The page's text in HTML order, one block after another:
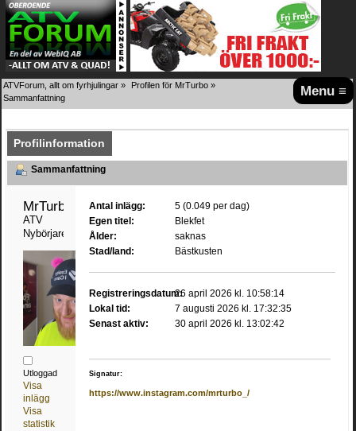
Menu ≡
ATVForum, allt om fyrhjulingar » Profilen för MrTurbo »
Sammanfattning
Profilinformation
Sammanfattning
ATV
Nybörjare
Utloggad
Visa
inlägg
Visa
statistik
Antal inlägg:
5 (0.049 per dag)
Egen titel:
Blekfet
Ålder:
saknas
Stad/land:
Bästkusten
Registreringsdatum:26 april 2026 kl. 10:58:14
Lokal tid:
7 augusti 2026 kl. 17:32:35
Senast aktiv:
30 april 2026 kl. 13:02:42
Signatur:
https://www.instagram.com/mrturbo_/